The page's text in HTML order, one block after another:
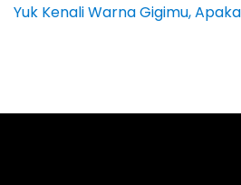
Yuk Kenali Warna Gigimu,